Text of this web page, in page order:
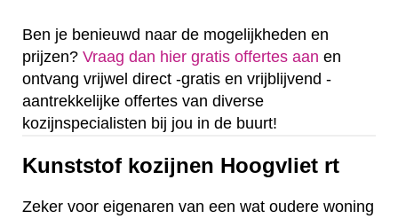
Ben je benieuwd naar de mogelijkheden en
prijzen? Vraag dan hier gratis offertes aan en
ontvang vrijwel direct -gratis en vrijblijvend -
aantrekkelijke offertes van diverse
kozijnspecialisten bij jou in de buurt!
Kunststof kozijnen Hoogvliet rt
Zeker voor eigenaren van een wat oudere woning